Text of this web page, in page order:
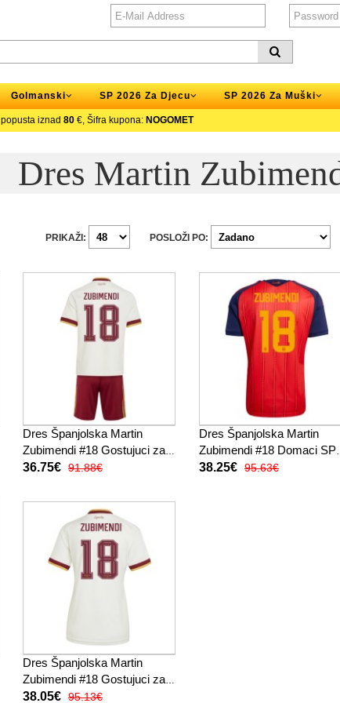
Golmanski SP 2026 Za Djecu SP 2026 Za Muški
popusta iznad 80 €, Šifra kupona: NOGOMET
Dres Martin
POSLOŽI PO:
PRIKAŽI:
Dres Španjolska Martin
Zubimendi #18 Gostujuci za
djecu SP 2026 Kratak Rukav
36.75€ 91.88€
Dres Španjolska Martin
Zubimendi #18 Domaci SP
2026 Kratak Rukav
38.25€ 95.63€
Dres Španjolska Martin
Zubimendi #18 Gostujuci za
Žensko SP 2026 Kratak
38.05€ 95.13€